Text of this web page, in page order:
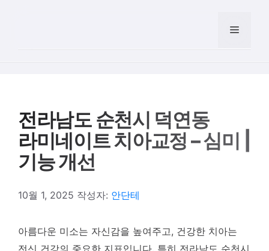
메뉴
전라남도 순천시 덕연동
라미네이트 치아교정 – 심미 |
기능 개선
10월 1, 2025 작성자: 안단테
아름다운 미소는 자신감을 높여주고, 건강한 치아는
전신 건강의 중요한 지표입니다. 특히 전라남도 순천시